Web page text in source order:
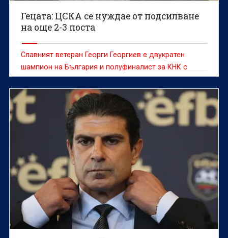
Гецата: ЦСКА се нуждае от подсилване
на още 2-3 поста
Славният ветеран Георги Георгиев е двукратен
шампион на България и полуфиналист за КНК с
ЦСКА, а освен това е един от любимците на
феновете на Ботев Пловдив.